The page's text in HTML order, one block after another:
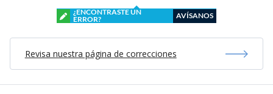
¿ENCONTRASTE UN
ERROR?
AVÍSANOS
Revisa nuestra página de correcciones